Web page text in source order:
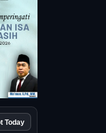
Hot Today